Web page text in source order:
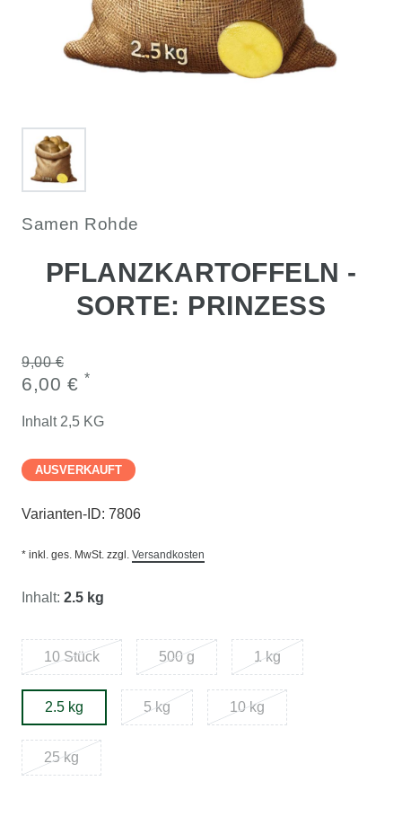
Samen Rohde
PFLANZKARTOFFELN -
SORTE: PRINZESS
9,00 €
6,00 € *
Inhalt 2,5 KG
AUSVERKAUFT
Varianten-ID: 7806
* inkl. ges. MwSt. zzgl. Versandkosten
Inhalt: 2.5 kg
10 Stück 500 g 1 kg
2.5 kg 5 kg 10 kg
25 kg